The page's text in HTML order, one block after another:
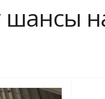
шансы